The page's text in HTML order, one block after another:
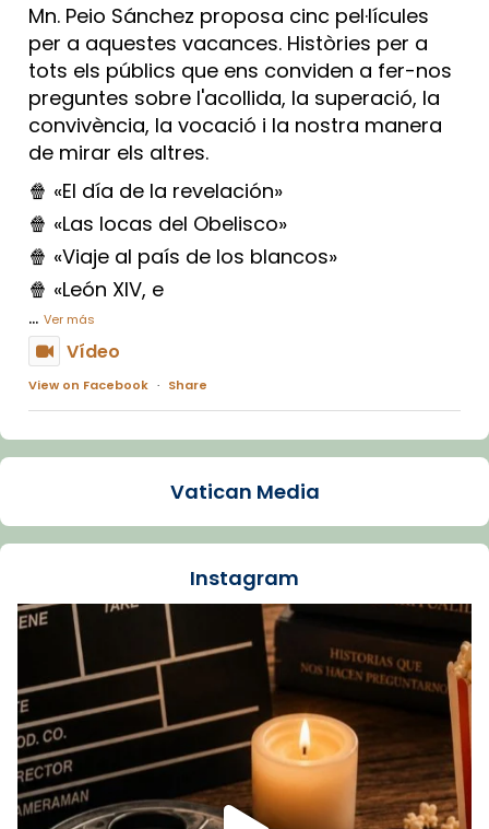
Mn. Peio Sánchez proposa cinc pel·lícules
per a aquestes vacances. Històries per a
tots els públics que ens conviden a fer-nos
preguntes sobre l'acollida, la superació, la
convivència, la vocació i la nostra manera
de mirar els altres.
🍿 «El día de la revelación»
🍿 «Las locas del Obelisco»
🍿 «Viaje al país de los blancos»
🍿 «León XIV, e
... Ver más
Vídeo
View on Facebook · Share
Arquebisbat de Barcelona
La Carmina va patir depressió. Fa gairebé
dos mesos, a l'Estadi Lluís Companys, la
Recupera l'entrevista comp
Vatican
tican News 👇
www.vaticannews.va/es/iglesia/news/2026-
07/carmina-historia-depresion-papa-viaje-
espana-testimoni...
Foto
View on Facebook · Share
Vatican Media
Instagram